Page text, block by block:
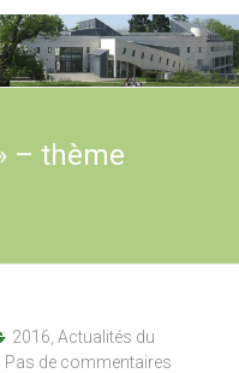
– thème
2016 ,Actualités du
Pas de commentaires